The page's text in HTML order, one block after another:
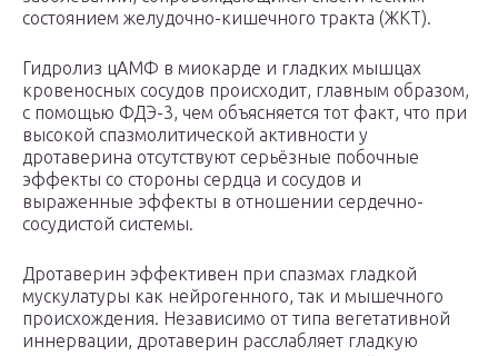
состоянием желудочно-кишечного тракта (ЖКТ).
Гидролиз цАМФ в миокарде и гладких мышцах
кровеносных сосудов происходит, главным образом,
с помощью ФДЭ-3, чем объясняется тот факт, что при
высокой спазмолитической активности у
дротаверина отсутствуют серьёзные побочные
эффекты со стороны сердца и сосудов и
выраженные эффекты в отношении сердечно-
сосудистой системы.
Дротаверин эффективен при спазмах гладкой
мускулатуры как нейрогенного, так и мышечного
происхождения. Независимо от типа вегетативной
иннервации, дротаверин расслабляет гладкую